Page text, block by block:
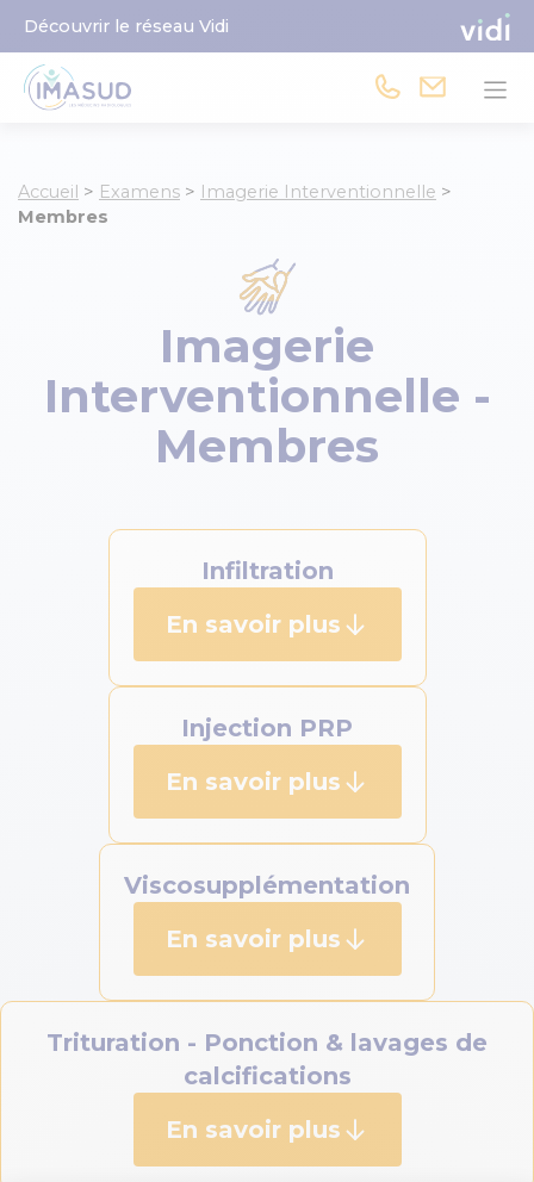
Découvrir le réseau Vidi
Accueil > Examens > Imagerie Interventionnelle >
Membres
Imagerie
Interventionnelle -
Membres
Infiltration
En savoir plus
Injection PRP
En savoir plus
Viscosupplémentation
En savoir plus
Trituration - Ponction & lavages de
calcifications
En savoir plus